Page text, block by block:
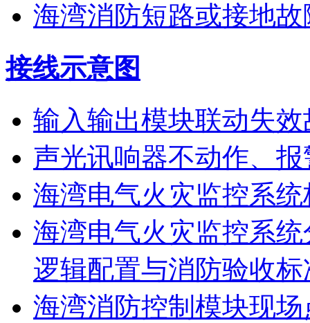
海湾消防短路或接地
接线示意图
输入输出模块联动失效
声光讯响器不动作、
海湾电气火灾监控系
海湾电气火灾监控系
逻辑配置与消防验收标
海湾消防控制模块现